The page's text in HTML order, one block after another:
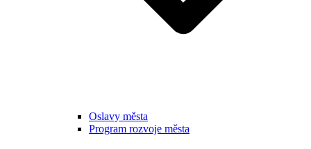
Oslavy města
Program rozvoje města